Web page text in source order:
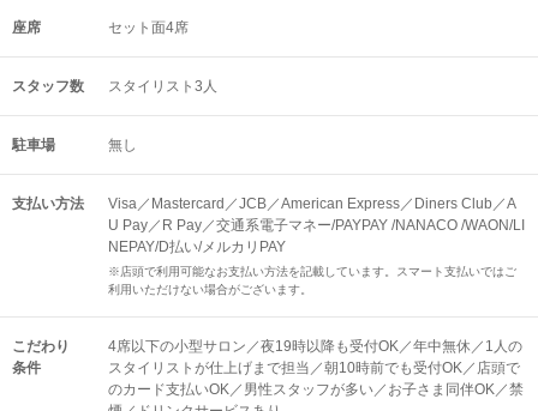
座席 セット面4席
スタッフ数 スタイリスト3人
駐車場 無し
支払い方法
Visa／Mastercard／JCB／American Express／Diners Club／A
U Pay／R Pay／交通系電子マネー/PAYPAY /NANACO /WAON/LI
NEPAY/D払い/メルカリPAY
※店頭で利用可能なお支払い方法を記載しています。スマート支払いではご
利用いただけない場合がございます。
こだわり
条件
4席以下の小型サロン／夜19時以降も受付OK／年中無休／1人の
スタイリストが仕上げまで担当／朝10時前でも受付OK／店頭で
のカード支払いOK／男性スタッフが多い／お子さま同伴OK／禁